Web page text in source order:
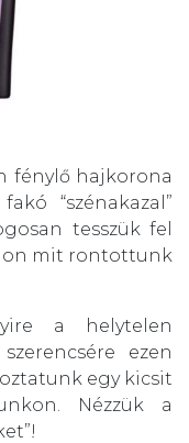
fénylő hajkorona
“szénakazal”
tesszük fel
mit rontottunk
a helytelen
ezen
egy kicsit
Nézzük a